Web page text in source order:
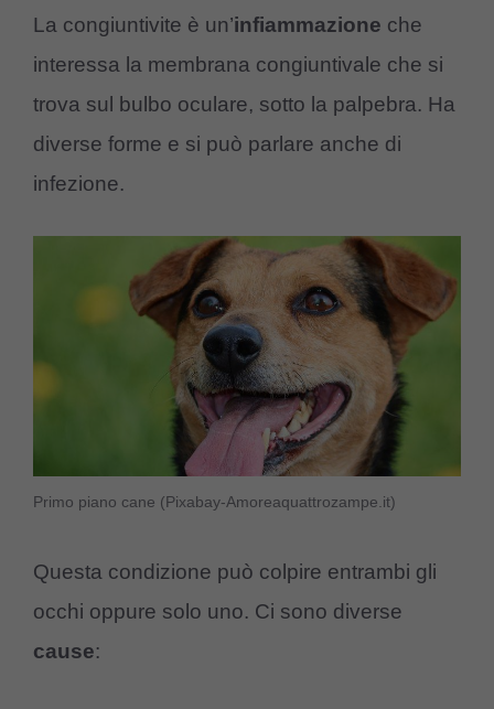
La congiuntivite è un’infiammazione che
interessa la membrana congiuntivale che si
trova sul bulbo oculare, sotto la palpebra. Ha
diverse forme e si può parlare anche di
infezione.
Primo piano cane (Pixabay-Amoreaquattrozampe.it)
Questa condizione può colpire entrambi gli
occhi oppure solo uno. Ci sono diverse
cause: